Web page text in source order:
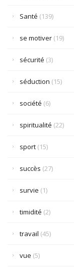
Santé (139)
se motiver (19)
sécurité (3)
séduction (15)
société (6)
spiritualité (22)
sport (15)
succès (27)
survie (1)
timidité (2)
travail (45)
vue (5)